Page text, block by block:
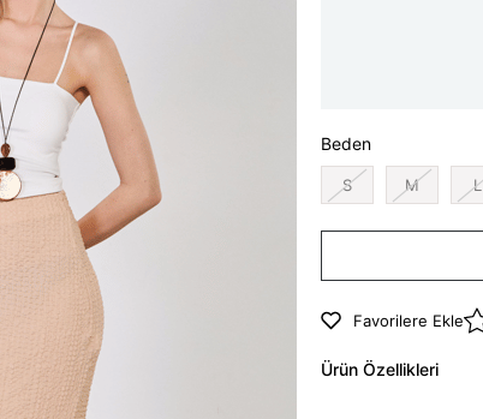
Beden
S M L
Favorilere Ekle
Ürün Özellikleri